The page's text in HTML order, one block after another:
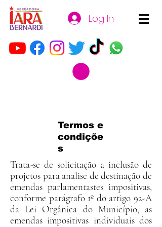
Log In
Termos e
condiçõe
s
Trata-se de solicitação a inclusão de
projetos para analise de destinação de
emendas parlamentastes impositivas,
conforme parágrafo 1º do artigo 92-A
da Lei Orgânica do Município, as
emendas impositivas individuais dos